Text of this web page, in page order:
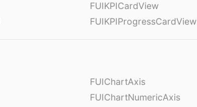
FUIKPICardView
FUIKPIProgressCardView
FUIChartAxis
FUIChartNumericAxis